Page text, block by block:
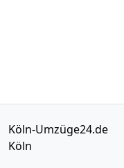
Köln-Umzüge24.de
Köln